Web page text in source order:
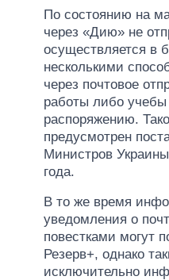
По состоянию на
через «Дию» не
осуществляется в
несколькими
через почтовое
работы либо
распоряжению.
предусмотрен
Министров
года.
В то же время
уведомления о
повестками могут
Резерв+, однако
исключительно